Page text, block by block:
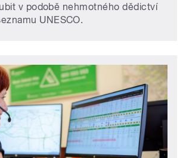
v podobě nehmotného dědictví
UNESCO.